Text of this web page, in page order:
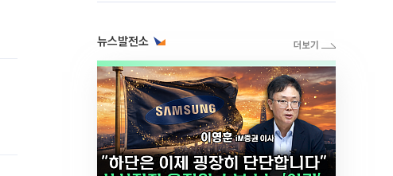
뉴스발전소